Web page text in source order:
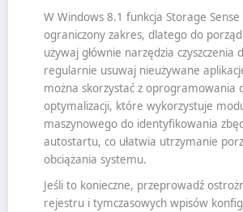
W Windows 8.1 funkcja Storage Sense
ograniczony zakres, dlatego do
używaj głównie narzędzia czyszczenia
regularnie usuwaj nieużywane
można skorzystać z oprogramowania
optymalizacji, które wykorzystuje
maszynowego do identyfikowania
autostartu, co ułatwia utrzymanie
obciążania systemu.
Jeśli to konieczne, przeprowadź
rejestru i tymczasowych wpisów